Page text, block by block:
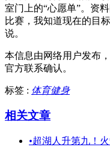
室门上的“心愿单”。资
比赛，我知道现在的目
说。
本信息由网络用户发布，
官方联系确认。
标签 : 体育健身
相关文章
•超湖人升第九！